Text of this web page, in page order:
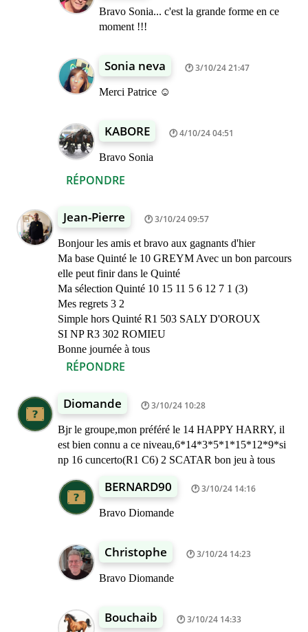
RÉPONDRE
Bravo Sonia... c'est la grande forme en ce
moment !!!
Sonia neva 3/10/24 21:47
Merci Patrice ☺️
KABORE 4/10/24 04:51
Bravo Sonia
Jean-Pierre 3/10/24 09:57
Bonjour les amis et bravo aux gagnants d'hier
Ma base Quinté le 10 GREYM Avec un bon parcours
elle peut finir dans le Quinté
Ma sélection Quinté 10 15 11 5 6 12 7 1 (3)
Mes regrets 3 2
Simple hors Quinté R1 503 SALY D'OROUX
SI NP R3 302 ROMIEU
Bonne journée à tous
RÉPONDRE
Diomande 3/10/24 10:28
Bjr le groupe,mon préféré le 14 HAPPY HARRY, il
est bien connu a ce niveau,6*14*3*5*1*15*12*9*si
np 16 cuncerto(R1 C6) 2 SCATAR bon jeu à tous
BERNARD90 3/10/24 14:16
Bravo Diomande
Christophe 3/10/24 14:23
Bravo Diomande
Bouchaib 3/10/24 14:33